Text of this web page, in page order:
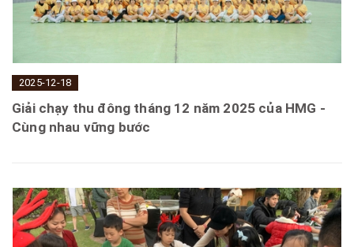
2025-12-18
Giải chạy thu đông tháng 12 năm 2025 của HMG -
Cùng nhau vững bước